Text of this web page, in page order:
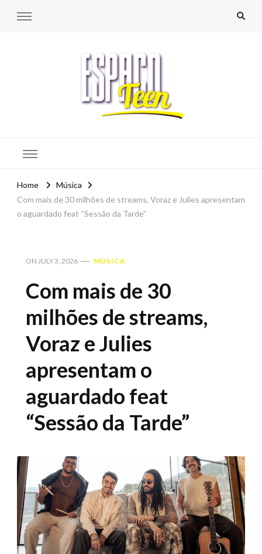
Home
Música
Com mais de 30 milhões de streams, Voraz e Julies apresentam
o aguardado feat “Sessão da Tarde”
ON JULY 3, 2026 MÚSICA
Com mais de 30
milhões de streams,
Voraz e Julies
apresentam o
aguardado feat
“Sessão da Tarde”